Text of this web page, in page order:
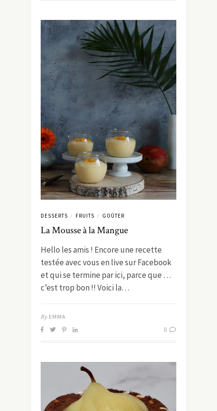
DESSERTS / FRUITS / GOÛTER
La Mousse à la Mangue
Hello les amis ! Encore une recette
testée avec vous en live sur Facebook
et qui se termine par ici, parce que …
c’est trop bon !! Voici la…
By EMMA
0